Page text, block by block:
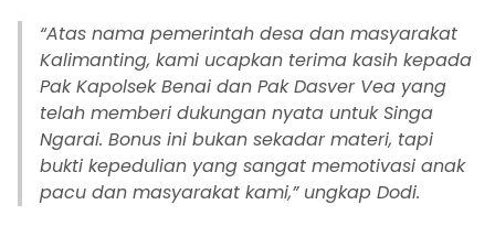
“Atas nama pemerintah desa dan masyarakat
Kalimanting, kami ucapkan terima kasih kepada
Pak Kapolsek Benai dan Pak Dasver Vea yang
telah memberi dukungan nyata untuk Singa
Ngarai. Bonus ini bukan sekadar materi, tapi
bukti kepedulian yang sangat memotivasi anak
pacu dan masyarakat kami,” ungkap Dodi.